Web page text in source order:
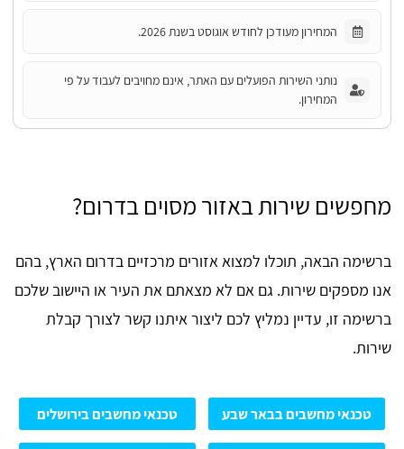
המחירון מעודכן לחודש אוגוסט בשנת 2026.
נותני השירות הפועלים עם האתר, אינם מחויבים לעבוד על פי
המחירון.
מחפשים שירות באזור מסוים בדרום?
ברשימה הבאה, תוכלו למצוא אזורים מרכזיים בדרום הארץ, בהם
אנו מספקים שירות. גם אם לא מצאתם את העיר או היישוב שלכם
ברשימה זו, עדיין נמליץ לכם ליצור איתנו קשר לצורך קבלת
שירות.
טכנאי מחשבים בבאר שבע טכנאי מחשבים בירושלים